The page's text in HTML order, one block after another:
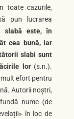
toate cazurile,
pun lucrarea
slabă este, în
cea bună, iar
slabi sunt
lor (s.n.).
efort pentru
Autorii noștri,
nume (de
în loc de